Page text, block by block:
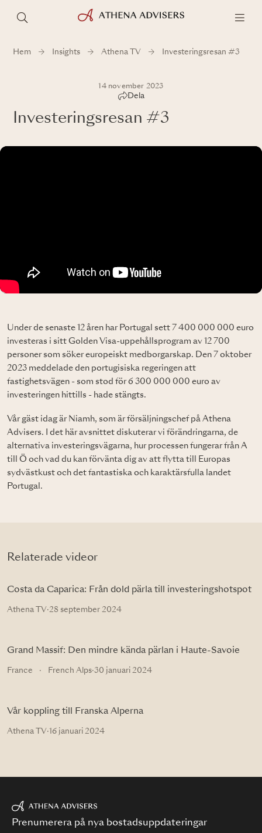
Hem Insights Athena TV Investeringsresan #3
14 november 2023
Dela
Investeringsresan #3
Under de senaste 12 åren har Portugal sett 7 400 000 000 euro
investeras i sitt Golden Visa-uppehållsprogram av 12 700
personer som söker europeiskt medborgarskap. Den 7 oktober
2023 meddelade den portugisiska regeringen att
fastighetsvägen - som stod för 6 300 000 000 euro av
investeringen hittills - hade stängts.
Vår gäst idag är Niamh, som är försäljningschef på Athena
Advisers. I det här avsnittet diskuterar vi förändringarna, de
alternativa investeringsvägarna, hur processen fungerar från A
till Ö och vad du kan förvänta dig av att flytta till Europas
sydvästkust och det fantastiska och karaktärsfulla landet
Portugal.
Relaterade videor
Costa da Caparica: Från dold pärla till investeringshotspot
Athena TV·28 september 2024
Grand Massif: Den mindre kända pärlan i Haute-Savoie
France · French Alps·30 januari 2024
Vår koppling till Franska Alperna
Athena TV·16 januari 2024
Prenumerera på nya bostadsuppdateringar